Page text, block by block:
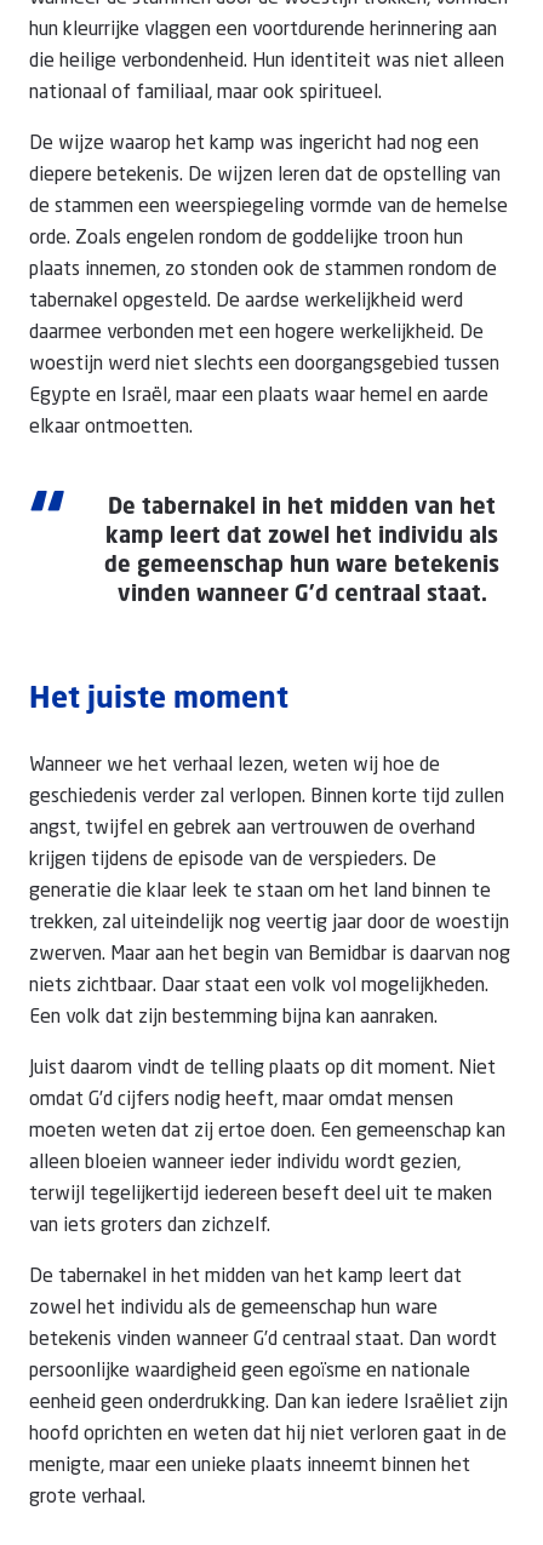
hun kleurrijke vlaggen een voortdurende herinnering aan
die heilige verbondenheid. Hun identiteit was niet alleen
nationaal of familiaal, maar ook spiritueel.
De wijze waarop het kamp was ingericht had nog een
diepere betekenis. De wijzen leren dat de opstelling van
de stammen een weerspiegeling vormde van de hemelse
orde. Zoals engelen rondom de goddelijke troon hun
plaats innemen, zo stonden ook de stammen rondom de
tabernakel opgesteld. De aardse werkelijkheid werd
daarmee verbonden met een hogere werkelijkheid. De
woestijn werd niet slechts een doorgangsgebied tussen
Egypte en Israël, maar een plaats waar hemel en aarde
elkaar ontmoetten.
“
De tabernakel in het midden van het
kamp leert dat zowel het individu als
de gemeenschap hun ware betekenis
vinden wanneer G’d centraal staat.
Het juiste moment
Wanneer we het verhaal lezen, weten wij hoe de
geschiedenis verder zal verlopen. Binnen korte tijd zullen
angst, twijfel en gebrek aan vertrouwen de overhand
krijgen tijdens de episode van de verspieders. De
generatie die klaar leek te staan om het land binnen te
trekken, zal uiteindelijk nog veertig jaar door de woestijn
zwerven. Maar aan het begin van Bemidbar is daarvan nog
niets zichtbaar. Daar staat een volk vol mogelijkheden.
Een volk dat zijn bestemming bijna kan aanraken.
Juist daarom vindt de telling plaats op dit moment. Niet
omdat G’d cijfers nodig heeft, maar omdat mensen
moeten weten dat zij ertoe doen. Een gemeenschap kan
alleen bloeien wanneer ieder individu wordt gezien,
terwijl tegelijkertijd iedereen beseft deel uit te maken
van iets groters dan zichzelf.
De tabernakel in het midden van het kamp leert dat
zowel het individu als de gemeenschap hun ware
betekenis vinden wanneer G’d centraal staat. Dan wordt
persoonlijke waardigheid geen egoïsme en nationale
eenheid geen onderdrukking. Dan kan iedere Israëliet zijn
hoofd oprichten en weten dat hij niet verloren gaat in de
menigte, maar een unieke plaats inneemt binnen het
grote verhaal.